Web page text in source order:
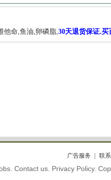
他命,鱼油,卵磷脂,30天退货保证.买
广告服务 联
Contact us. Privacy Policy.